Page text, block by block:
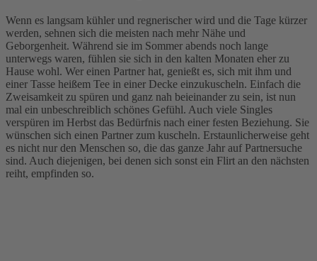
Wenn es langsam kühler und regnerischer wird und die Tage kürzer
werden, sehnen sich die meisten nach mehr Nähe und
Geborgenheit. Während sie im Sommer abends noch lange
unterwegs waren, fühlen sie sich in den kalten Monaten eher zu
Hause wohl. Wer einen Partner hat, genießt es, sich mit ihm und
einer Tasse heißem Tee in einer Decke einzukuscheln. Einfach die
Zweisamkeit zu spüren und ganz nah beieinander zu sein, ist nun
mal ein unbeschreiblich schönes Gefühl. Auch viele Singles
verspüren im Herbst das Bedürfnis nach einer festen Beziehung. Sie
wünschen sich einen Partner zum kuscheln. Erstaunlicherweise geht
es nicht nur den Menschen so, die das ganze Jahr auf Partnersuche
sind. Auch diejenigen, bei denen sich sonst ein Flirt an den nächsten
reiht, empfinden so.